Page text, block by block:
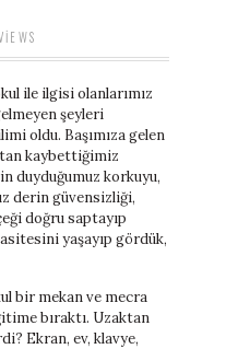
ile ilgisi olanlarımız
şeyleri
oldu. Başımıza gelen
kaybettiğimiz
duyduğumuz korkuyu,
derin güvensizliği,
doğru saptayıp
yaşayıp gördük,
bir mekan ve mecra
bıraktı. Uzaktan
Ekran, ev, klavye,